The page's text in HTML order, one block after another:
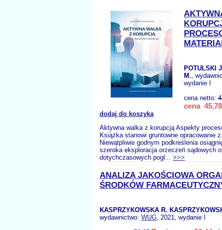
POTULSKI
M.,
wydanie I
cena netto:
cena 45,78
dodaj do koszyka
Aktywna walka z korupcją Aspekty
Książka stanowi gruntowne opracowanie
Niewątpliwie godnym podkreślenia
szeroka eksploracja orzeczeń sądowych
dotychczasowych pogl... >>>
ANALIZA JAKOŚCIOWA
ŚRODKÓW
KASPRZYKOWSKA R.
wydawnictwo: WUG, 2021, wydanie I